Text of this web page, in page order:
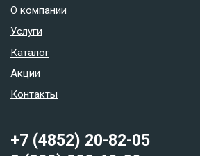
О компании
Услуги
Каталог
Акции
Контакты
+7 (4852) 20-82-05